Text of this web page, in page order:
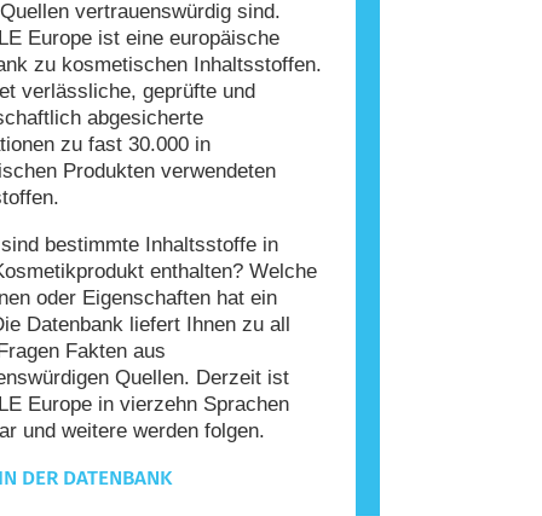
vertrauenswürdig sind.
Europe ist eine europäische
zu kosmetischen Inhaltsstoffen.
verlässliche, geprüfte und
abgesicherte
zu fast 30.000 in
Produkten verwendeten
bestimmte Inhaltsstoffe in
enthalten? Welche
oder Eigenschaften hat ein
Datenbank liefert Ihnen zu all
Fakten aus
Quellen. Derzeit ist
Europe in vierzehn Sprachen
und weitere werden folgen.
DER DATENBANK